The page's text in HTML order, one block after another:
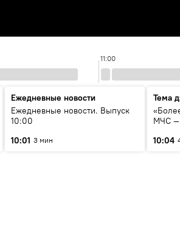
11:00
Ежедневные новости
Ежедневные новости. Выпуск
10:00
10:01 3 мин
Тема
МЧС —
10:04